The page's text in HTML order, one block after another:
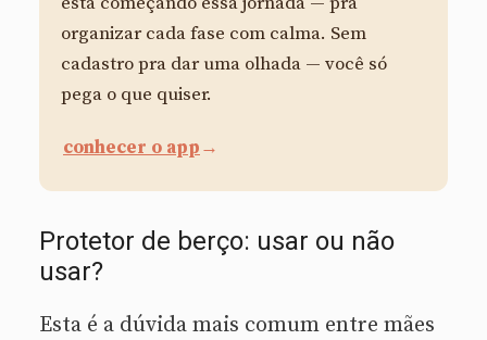
organizar cada fase com calma. Sem
cadastro pra dar uma olhada — você só
pega o que quiser.
conhecer o app→
Protetor de berço: usar ou não
usar?
Esta é a dúvida mais comum entre mães